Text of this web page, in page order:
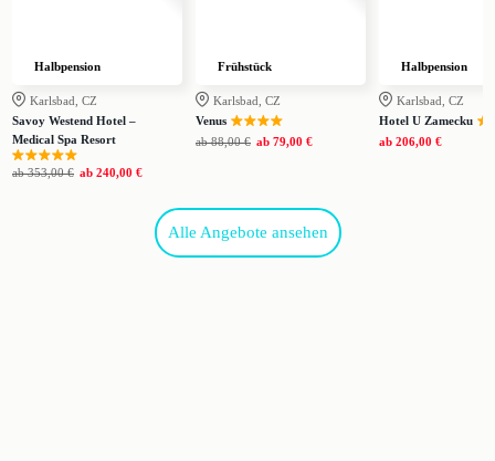
Halbpension
Karlsbad, CZ
Savoy Westend Hotel –
Medical Spa Resort
ab 353,00 € ab 240,00 €
Frühstück
Karlsbad, CZ
Venus
ab 88,00 € ab 79,00 €
Halbpension
Karlsbad, CZ
Hotel U Zamecku
ab 206,00 €
Alle Angebote ansehen